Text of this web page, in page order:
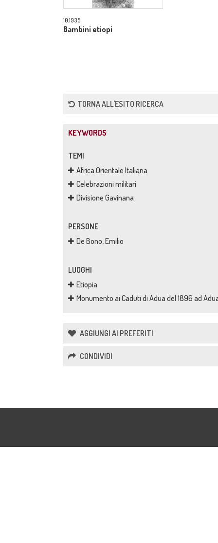
10.1935
Bambini etiopi
TORNA ALL'ESITO RICERCA
KEYWORDS
TEMI
Africa Orientale Italiana
Celebrazioni militari
Divisione Gavinana
PERSONE
De Bono, Emilio
LUOGHI
Etiopia
Monumento ai Caduti di Adua del 1896 ad
AGGIUNGI AI PREFERITI
CONDIVIDI